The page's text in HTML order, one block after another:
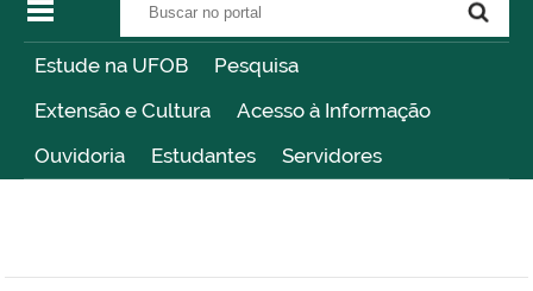
Estude na UFOB
Pesquisa
Extensão e Cultura
Acesso à Informação
Ouvidoria
Estudantes Servidores